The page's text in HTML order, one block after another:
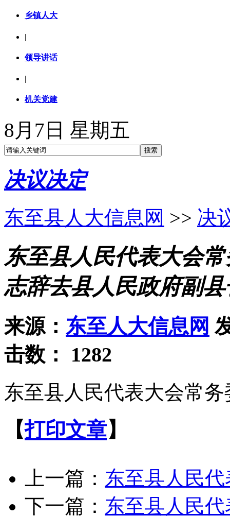
乡镇人大
|
领导讲话
|
机关党建
8月7日 星期五
决议决定
东至县人大信息网 >> 决
东至县人民代表大会
志辞去县人民政府副
来源： 东至人大信息网
击数： 1282
东至县人民代表大会常务
【打印文章】
上一篇： 东至县人民
下一篇： 东至县人民